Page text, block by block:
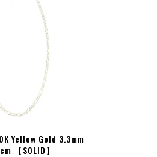
Yellow Gold 3.3mm
【SOLID】